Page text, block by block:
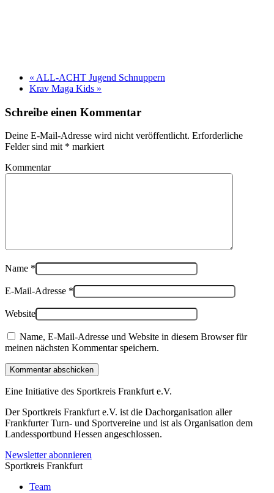
« ALL-ACHT Jugend Schnuppern
Krav Maga Kids »
Schreibe einen Kommentar
Deine E-Mail-Adresse wird nicht veröffentlicht. Erforderliche
Felder sind mit * markiert
Kommentar
Name *
E-Mail-Adresse *
Website
Name, E-Mail-Adresse und Website in diesem Browser für
meinen nächsten Kommentar speichern.
Kommentar abschicken
Eine Initiative des Sportkreis Frankfurt e.V.
Der Sportkreis Frankfurt e.V. ist die Dachorganisation aller
Frankfurter Turn- und Sportvereine und ist als Organisation dem
Landessportbund Hessen angeschlossen.
Newsletter abonnieren
Sportkreis Frankfurt
Team